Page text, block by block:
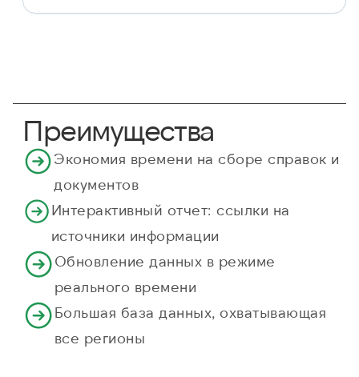
Преимущества
Экономия времени на сборе справок и
документов
Интерактивный отчет: ссылки на
источники информации
Обновление данных в режиме
реального времени
Большая база данных, охватывающая
все регионы